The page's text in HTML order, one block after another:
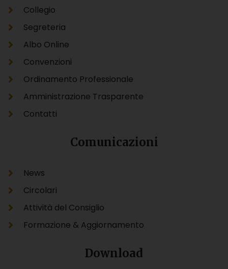
Collegio
Segreteria
Albo Online
Convenzioni
Ordinamento Professionale
Amministrazione Trasparente
Contatti
Comunicazioni
News
Circolari
Attività del Consiglio
Formazione & Aggiornamento
Download